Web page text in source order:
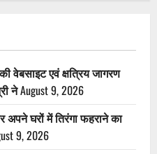
वेबसाइट एवं क्षत्रिय जागरण
नेAugust 9, 2026
अपने घरों में तिरंगा फहराने का
9, 2026